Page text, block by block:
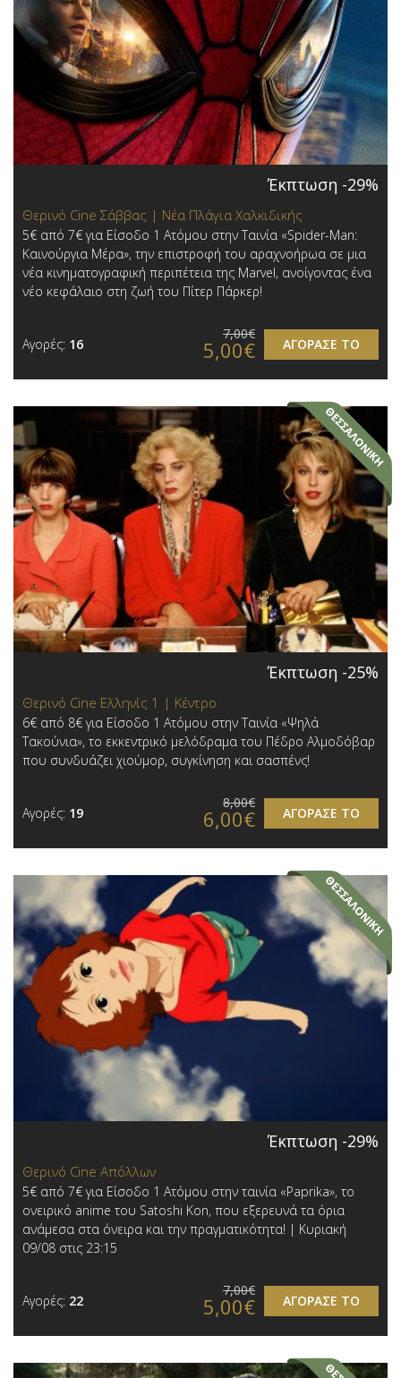
Έκπτωση -29%
Θερινό Cine Σάββας | Νέα Πλάγια Χαλκιδικής
5€ από 7€ για Είσοδο 1 Ατόμου στην Ταινία «Spider-Man:
Καινούργια Μέρα», την επιστροφή του αραχνοήρωα σε μια
νέα κινηματογραφική περιπέτεια της Marvel, ανοίγοντας ένα
νέο κεφάλαιο στη ζωή του Πίτερ Πάρκερ!
Αγορές: 16 ΑΓΟΡΑΣΕ ΤΟ
7,00€
5,00€
Έκπτωση -25%
Θερινό Cine Ελληνίς 1 | Κέντρο
6€ από 8€ για Είσοδο 1 Ατόμου στην Ταινία «Ψηλά
Τακούνια», το εκκεντρικό μελόδραμα του Πέδρο Αλμοδόβαρ
που συνδυάζει χιούμορ, συγκίνηση και σασπένς!
Αγορές: 19 ΑΓΟΡΑΣΕ ΤΟ
8,00€
6,00€
Έκπτωση -29%
Θερινό Cine Απόλλων
5€ από 7€ για Είσοδο 1 Ατόμου στην ταινία «Paprika», το
ονειρικό anime του Satoshi Kon, που εξερευνά τα όρια
ανάμεσα στα όνειρα και την πραγματικότητα! | Κυριακή
09/08 στις 23:15
Αγορές: 22 ΑΓΟΡΑΣΕ ΤΟ
7,00€
5,00€